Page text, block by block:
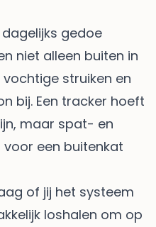
gedoe
niet alleen buiten in
struiken en
bij. Een tracker hoeft
maar spat- en
een buitenkat
of jij het systeem
loshalen om op